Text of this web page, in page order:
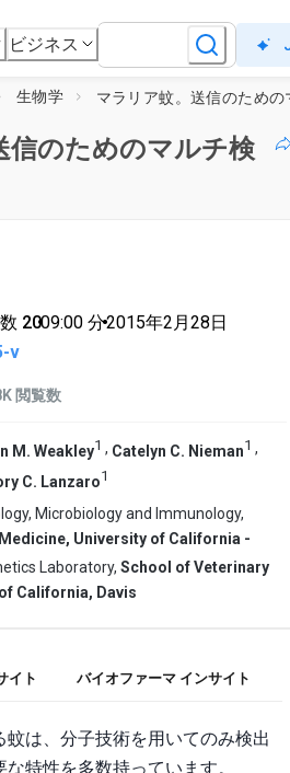
ビジネス
生物学
信のためのマルチ検
20•09:00 分•2015年2月28日
v
閲覧数
M. Weakley1 , Catelyn C. Nieman1 ,
C. Lanzaro1
Microbiology and Immunology,
University of California -
Laboratory, School of Veterinary
California, Davis
イト バイオファーマ インサイト
蚊は、分子技術を用いてのみ検出
特性を多数持っています。